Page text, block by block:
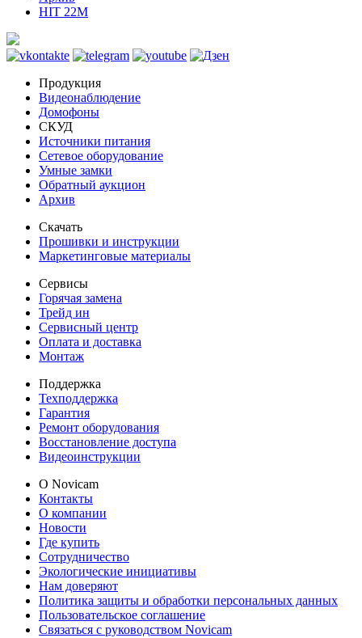
HIT 22M
Продукция
Видеонаблюдение
Домофоны
СКУД
Источники питания
Сетевое оборудование
Умные замки
Обратный аукцион
Архив
Скачать
Прошивки и инструкции
Маркетинговые материалы
Сервисы
Горячая замена
Трейд ин
Сервисный центр
Оплата и доставка
Монтаж
Поддержка
Техподдержка
Гарантия
Ремонт оборудования
Восстановление доступа
Видеоинструкции
О Novicam
Контакты
О компании
Новости
Где купить
Сотрудничество
Экологические инициативы
Нам доверяют
Политика защиты и обработки персональных данных
Пользовательское соглашение
Связаться с руководством Novicam